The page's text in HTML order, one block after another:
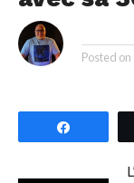
Posted on